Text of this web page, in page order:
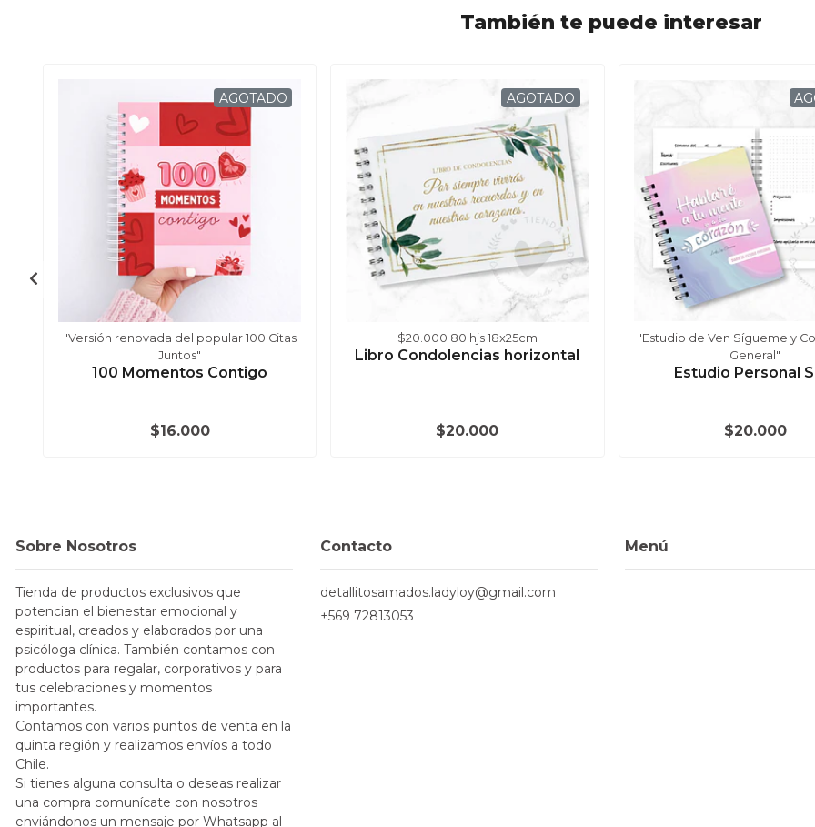
También te puede interesar
AGOTADO
"Versión renovada del popular 100 Citas
Juntos"
100 Momentos Contigo
$16.000
AGOTADO
$20.000 80 hjs 18x25cm
Libro Condolencias horizontal
$20.000
"Estudio de Ven Sígueme y
General"
Estudio Personal
$20.000
Sobre Nosotros
Tienda de productos exclusivos que
potencian el bienestar emocional y
espiritual, creados y elaborados por una
psicóloga clínica. También contamos con
productos para regalar, corporativos y para
tus celebraciones y momentos
importantes.
Contamos con varios puntos de venta en la
quinta región y realizamos envíos a todo
Chile.
Si tienes alguna consulta o deseas realizar
una compra comunícate con nosotros
enviándonos un mensaje por Whatsapp al
Contacto
detallitosamados.ladyloy@gmail.com
+569 72813053
Menú